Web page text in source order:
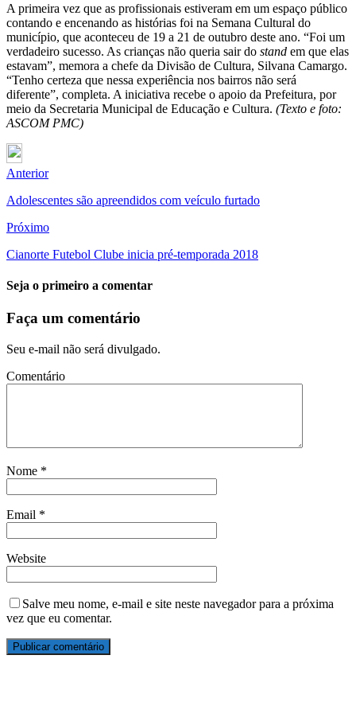
A primeira vez que as profissionais estiveram em um espaço público
contando e encenando as histórias foi na Semana Cultural do
município, que aconteceu de 19 a 21 de outubro deste ano. “Foi um
verdadeiro sucesso. As crianças não queria sair do stand em que elas
estavam”, memora a chefe da Divisão de Cultura, Silvana Camargo.
“Tenho certeza que nessa experiência nos bairros não será
diferente”, completa. A iniciativa recebe o apoio da Prefeitura, por
meio da Secretaria Municipal de Educação e Cultura. (Texto e foto:
ASCOM PMC)
Anterior
Adolescentes são apreendidos com veículo furtado
Próximo
Cianorte Futebol Clube inicia pré-temporada 2018
Seja o primeiro a comentar
Faça um comentário
Seu e-mail não será divulgado.
Comentário
Nome *
Email *
Website
Salve meu nome, e-mail e site neste navegador para a próxima
vez que eu comentar.